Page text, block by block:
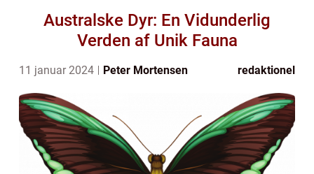
Australske Dyr: En Vidunderlig
Verden af Unik Fauna
11 januar 2024 Peter Mortensen redaktionel